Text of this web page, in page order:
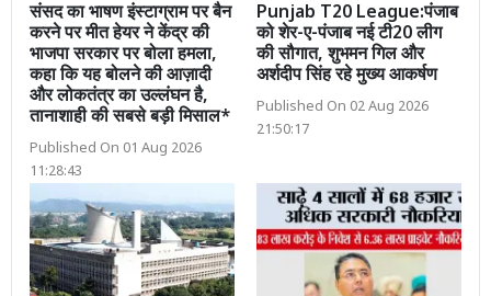
संसद का भाषण इंस्टाग्राम पर बैन
करने पर मीत हेयर ने केंद्र की
भाजपा सरकार पर बोला हमला,
कहा कि यह बोलने की आज़ादी
और लोकतंत्र का उल्लंघन है,
तानाशाही की सबसे बड़ी मिसाल*
Published On 01 Aug 2026
11:28:43
Punjab T20 League:पंजाब
को शेर-ए-पंजाब नई टी20 लीग
की सौगात, शुभमन गिल और
अर्शदीप सिंह रहे मुख्य आकर्षण
Published On 02 Aug 2026
21:50:17